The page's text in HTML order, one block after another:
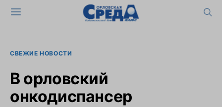
СВЕЖИЕ НОВОСТИ
В орловский
онкодиспансер